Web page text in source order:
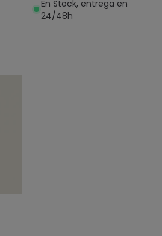
En Stock, entrega en
24/48h